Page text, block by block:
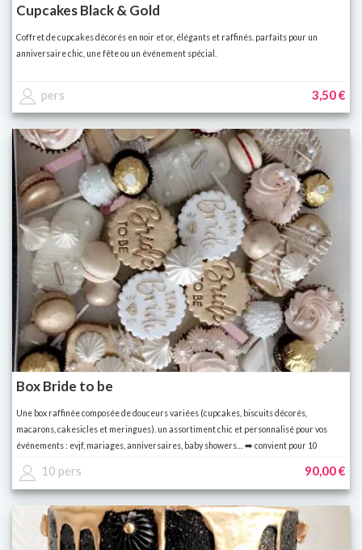
Cupcakes Black & Gold
Coffret de cupcakes décorés en noir et or, élégants et raffinés. parfaits pour un
anniversaire chic, une fête ou un événement spécial.
pers 3,50 €
Box Bride to be
Une box raffinée composée de douceurs variées (cupcakes, biscuits décorés,
macarons, cakesicles et meringues). un assortiment chic et personnalisé pour vos
événements : evjf, mariages, anniversaires, baby showers… ➡️ convient pour 10
10 pers 90,00 €